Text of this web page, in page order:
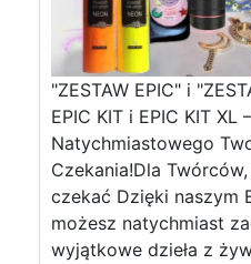
"ZESTAW EPIC" i
EPIC KIT i EPIC KIT XL
Natychmiastowego
Czekania!Dla
czekać Dzięki naszym
możesz natychmiast
wyjątkowe dzieła z